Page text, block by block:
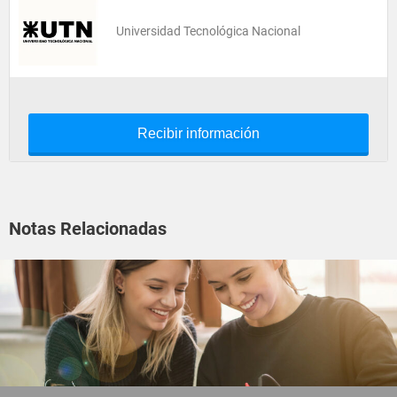
Universidad Tecnológica Nacional
Recibir información
Notas Relacionadas